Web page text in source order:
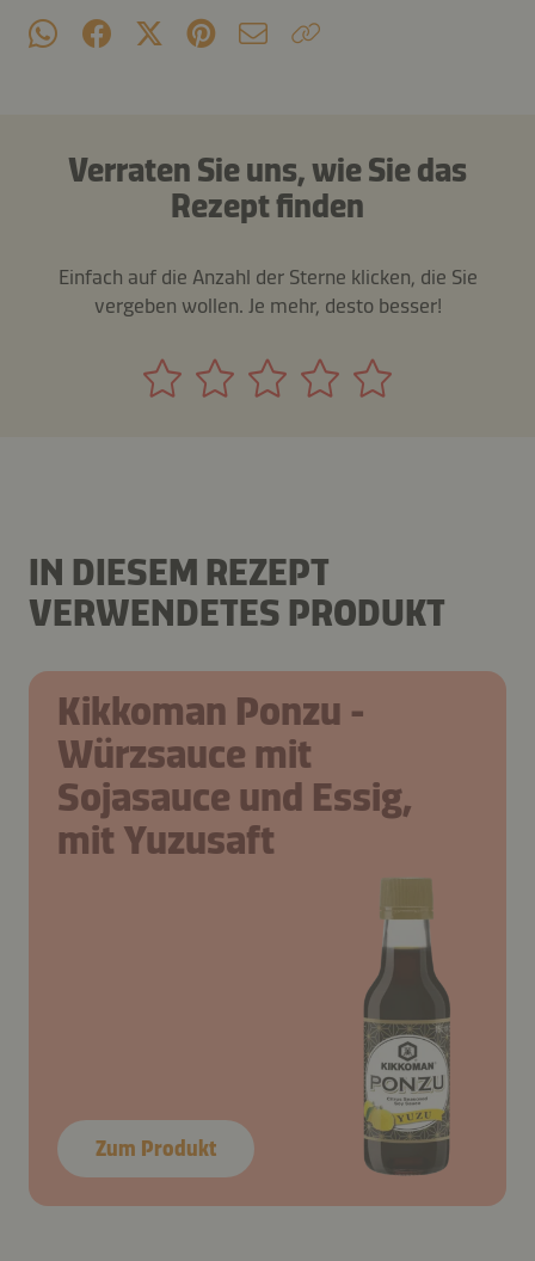
Verraten Sie uns, wie Sie das
Rezept finden
Einfach auf die Anzahl der Sterne klicken, die Sie
vergeben wollen. Je mehr, desto besser!
IN DIESEM REZEPT
VERWENDETES PRODUKT
Kikkoman Ponzu -
Würzsauce mit
Sojasauce und Essig,
mit Yuzusaft
Zum Produkt